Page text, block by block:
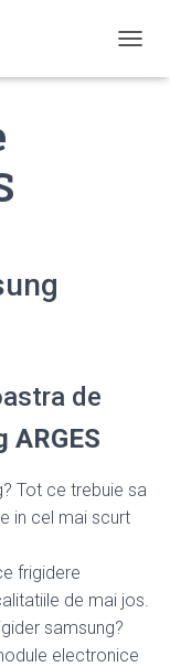
de
Tot ce trebuie sa
in cel mai scurt
frigidere
de mai jos.
samsung?
electronice